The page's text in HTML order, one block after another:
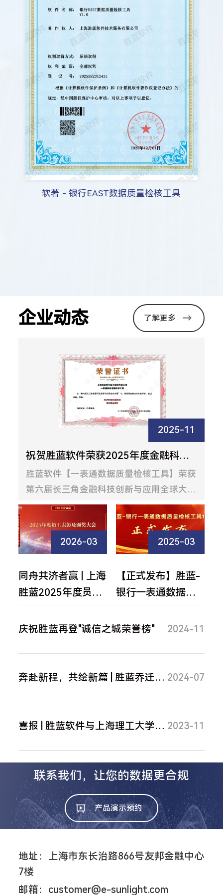
软著 - 银行EAST数据质量检核工具
企业动态 了解更多
2025-11
祝贺胜蓝软件荣获2025年度金融科技最佳供应商奖
胜蓝软件【一表通数据质量检核工具】荣获
第六届长三角金融科技创新与应用全球大赛
总决赛奖项。此次获奖，不仅是对胜蓝【一
表通数据质量检核工具】的高度认可，也是
对胜蓝在该领域的专业水准和研发实力的有
力见证！
2026-03
同舟共济者赢 | 上海
胜蓝2025年度员工
表彰及颁奖大会
2025-03
【正式发布】胜蓝-
银行一表通数据质
量检核工具1.0
2024-11
庆祝胜蓝再登"诚信之城荣誉榜"
2024-07
奔赴新程，共绘新篇 | 胜蓝乔迁之喜
2023-11
喜报 | 胜蓝软件与上海理工大学理学院签约实习基地
联系我们，让您的数据更合规
产品演示预约
地址：上海市东长治路866号友邦金融中心
7楼
邮箱：customer@e-sunlight.com